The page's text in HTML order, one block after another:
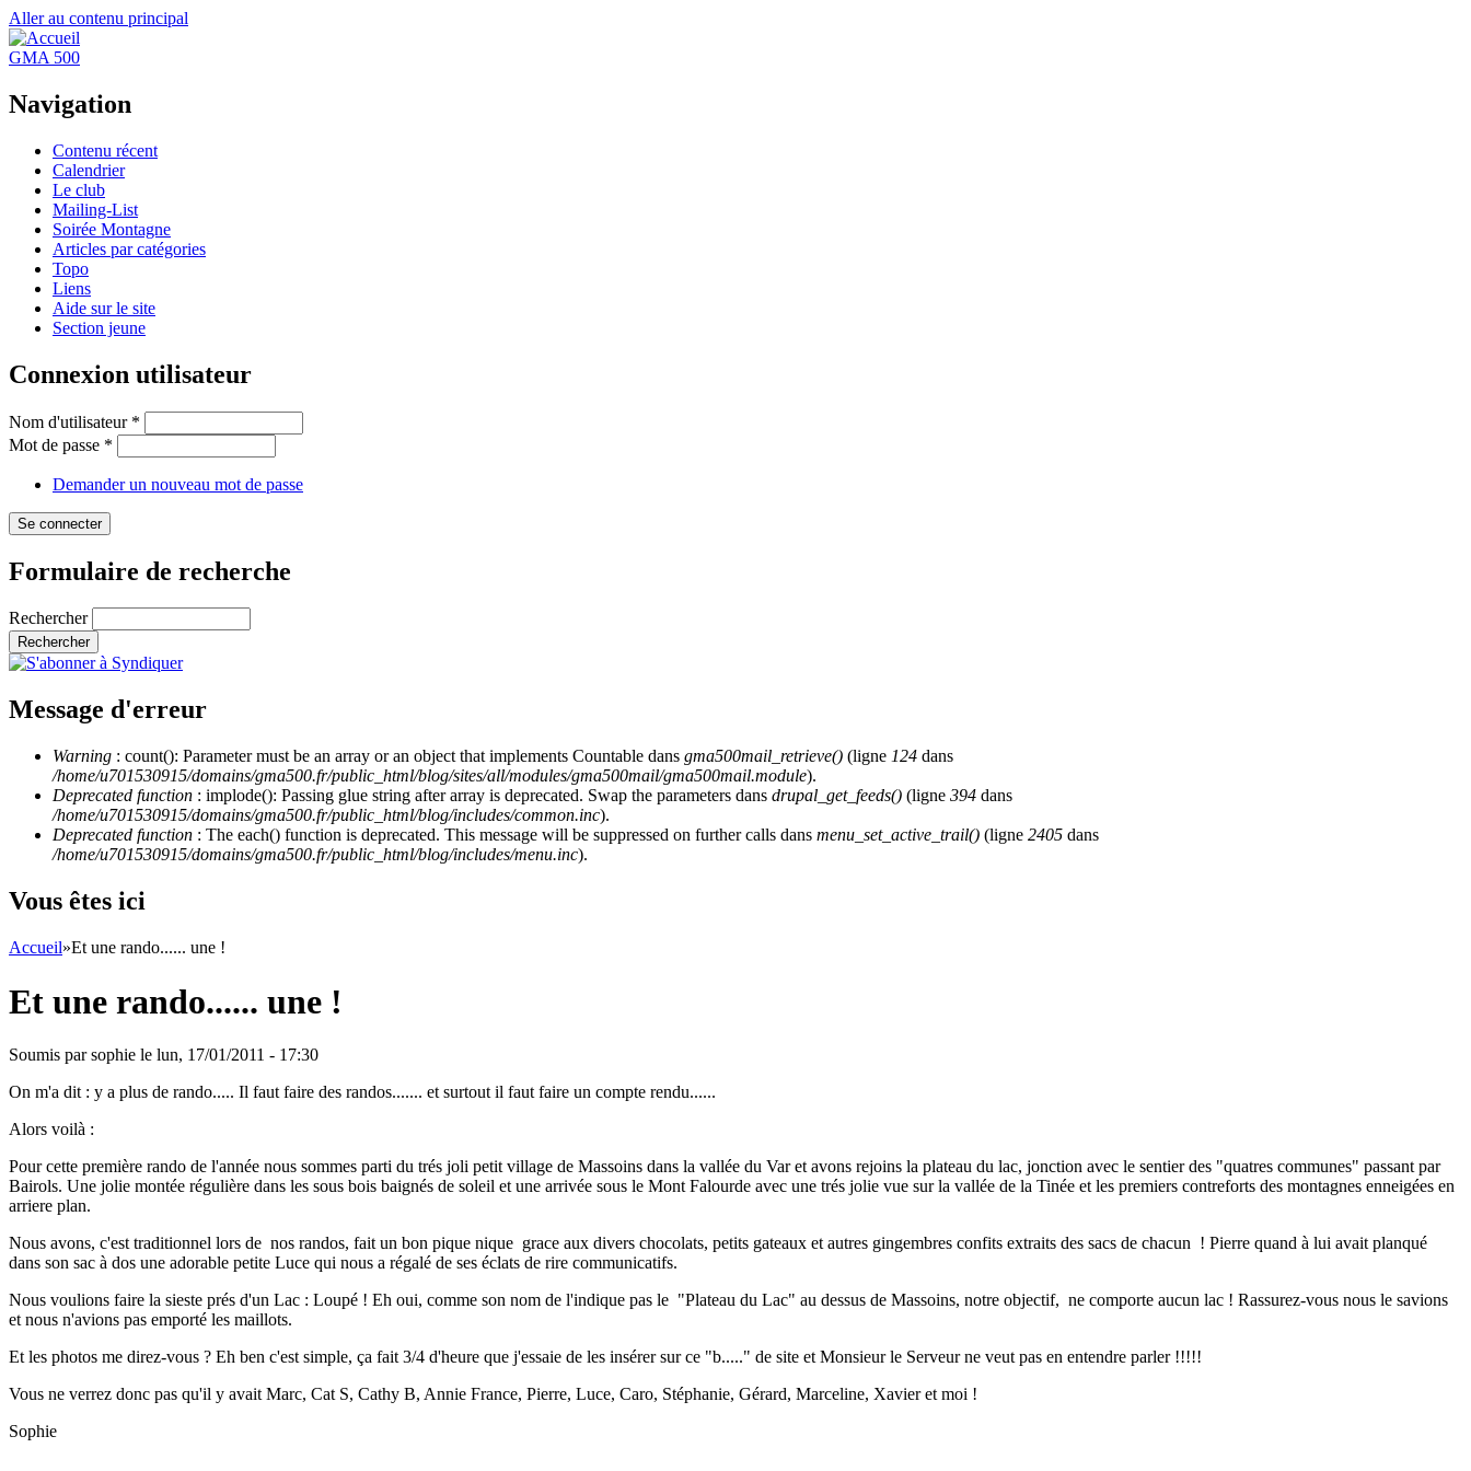
Aller au contenu principal
GMA 500
Navigation
Contenu récent
Calendrier
Le club
Mailing-List
Soirée Montagne
Articles par catégories
Topo
Liens
Aide sur le site
Section jeune
Connexion utilisateur
Nom d'utilisateur *
Mot de passe *
Demander un nouveau mot de passe
Formulaire de recherche
Rechercher
Message d'erreur
Warning : count(): Parameter must be an array or an object that implements Countable dans gma500mail_retrieve() (ligne 124 dans
/home/u701530915/domains/gma500.fr/public_html/blog/sites/all/modules/gma500mail/gma500mail.module).
Deprecated function : implode(): Passing glue string after array is deprecated. Swap the parameters dans drupal_get_feeds() (ligne 394 dans
/home/u701530915/domains/gma500.fr/public_html/blog/includes/common.inc).
Deprecated function : The each() function is deprecated. This message will be suppressed on further calls dans menu_set_active_trail() (ligne 2405 dans
/home/u701530915/domains/gma500.fr/public_html/blog/includes/menu.inc).
Vous êtes ici
Accueil»Et une rando...... une !
Et une rando...... une !
Soumis parsophie le lun, 17/01/2011 - 17:30
On m'a dit : y a plus de rando..... Il faut faire des randos....... et surtout il faut faire un compte rendu......
Alors voilà :
Pour cette première rando de l'année nous sommes parti du trés joli petit village de Massoins dans la vallée du Var et avons rejoins la plateau du lac, jonction avec le sentier des "quatres communes" passant par
Bairols. Une jolie montée régulière dans les sous bois baignés de soleil et une arrivée sous le Mont Falourde avec une trés jolie vue sur la vallée de la Tinée et les premiers contreforts des montagnes enneigées en
arriere plan.
Nous avons, c'est traditionnel lors de nos randos, fait un bon pique nique grace aux divers chocolats, petits gateaux et autres gingembres confits extraits des sacs de chacun ! Pierre quand à lui avait planqué
dans son sac à dos une adorable petite Luce qui nous a régalé de ses éclats de rire communicatifs.
Nous voulions faire la sieste prés d'un Lac : Loupé ! Eh oui, comme son nom de l'indique pas le "Plateau du Lac" au dessus de Massoins, notre objectif, ne comporte aucun lac ! Rassurez-vous nous le savions
et nous n'avions pas emporté les maillots.
Et les photos me direz-vous ? Eh ben c'est simple, ça fait 3/4 d'heure que j'essaie de les insérer sur ce "b....." de site et Monsieur le Serveur ne veut pas en entendre parler !!!!!
Vous ne verrez donc pas qu'il y avait Marc, Cat S, Cathy B, Annie France, Pierre, Luce, Caro, Stéphanie, Gérard, Marceline, Xavier et moi !
Sophie